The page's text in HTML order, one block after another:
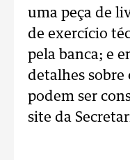
uma peça de
de exercício
pela banca; e
detalhes sobre
podem ser
site da